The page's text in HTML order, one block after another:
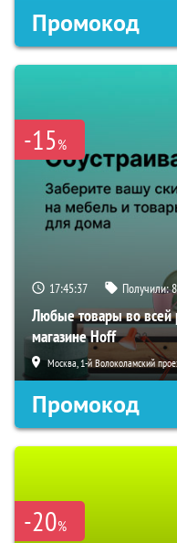
Промокод
-15%
17:45:36 Получили:
Любые товары во всей
магазине Hoff
Москва, 1-й Волоколамский
Промокод
-20%